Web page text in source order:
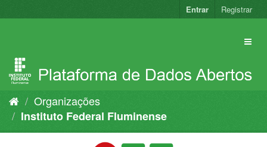
para
Entrar Registrar
Organizações
Instituto Federal Fluminense